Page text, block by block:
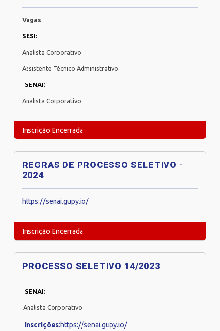
Vagas
SESI:
Analista Corporativo
Assistente Técnico Administrativo
SENAI:
Analista Corporativo
Inscrição Encerrada
REGRAS DE PROCESSO SELETIVO -
2024
https://senai.gupy.io/
Inscrição Encerrada
PROCESSO SELETIVO 14/2023
SENAI:
Analista Corporativo
Inscrições:https://senai.gupy.io/